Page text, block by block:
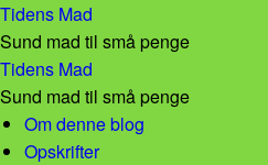
Tidens Mad
Sund mad til små penge
Opskrifter – Tidens Mad
Tidens Mad
Sund mad til små penge
Skip to content
Om denne blog
Opskrifter